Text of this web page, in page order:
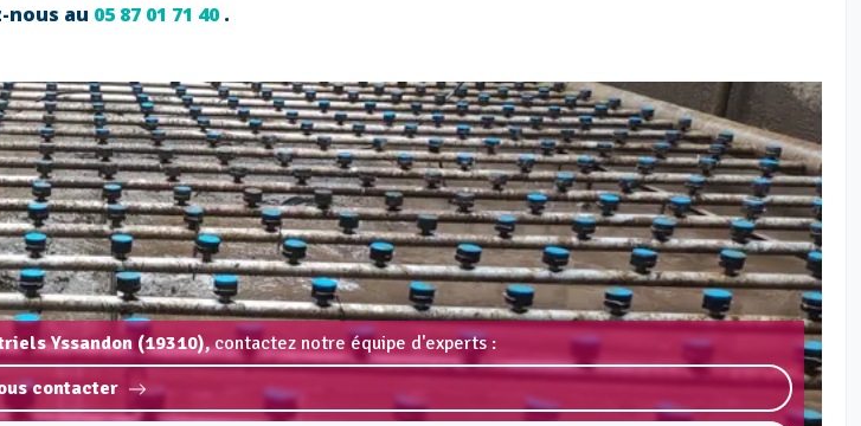
nous au 05 87 01 71 40.
Yssandon (19310),contactez notre équipe d'experts :
contacter